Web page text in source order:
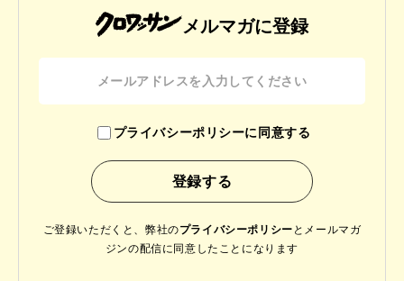
メルマガに登録
プライバシーポリシーに同意する
ご登録いただくと、弊社のプライバシーポリシー と メールマガ
ジンの配信に同意したことになります